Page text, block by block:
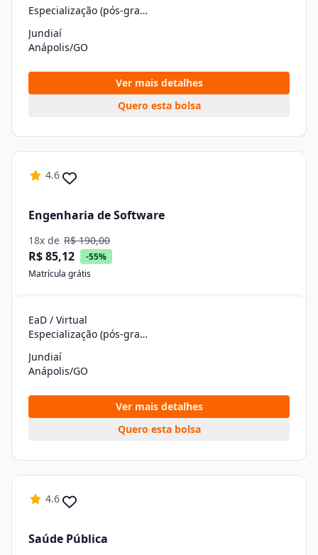
Especialização (pós-graduação)
Jundiaí
Anápolis/GO
Ver mais detalhes
Quero esta bolsa
4.6
Engenharia de Software
18x de R$ 190,00
R$ 85,12
-55%
Matrícula grátis
EaD / Virtual
Especialização (pós-graduação)
Jundiaí
Anápolis/GO
Ver mais detalhes
Quero esta bolsa
4.6
Saúde Pública